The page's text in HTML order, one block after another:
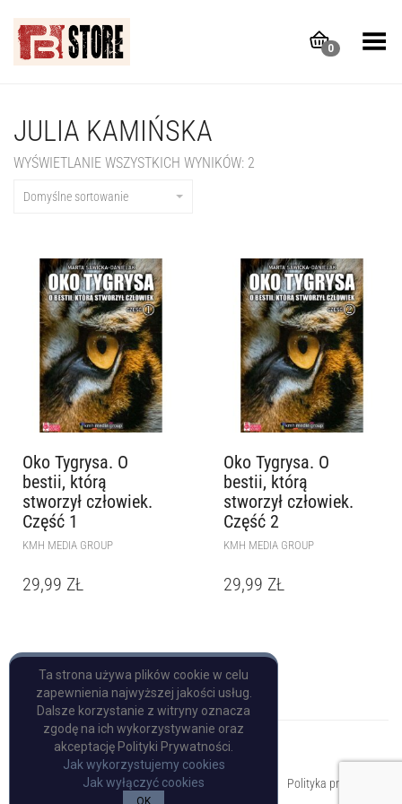
0
Toggle Menu
JULIA KAMIŃSKA
WYŚWIETLANIE WSZYSTKICH WYNIKÓW: 2
Domyślne sortowanie
Oko Tygrysa. O
bestii, którą
stworzył człowiek.
Część 1
KMH MEDIA GROUP
29,99 ZŁ
Oko Tygrysa. O
bestii, którą
stworzył człowiek.
Część 2
KMH MEDIA GROUP
29,99 ZŁ
Copyright © Pulp Books
Polityka prywatności
Ta strona używa plików cookie w celu
zapewnienia najwyższej jakości usług.
Dalsze korzystanie z witryny oznacza
zgodę na ich wykorzystywanie oraz
akceptację Polityki Prywatności.
Jak wykorzystujemy cookies
Jak wyłączyć cookies
OK